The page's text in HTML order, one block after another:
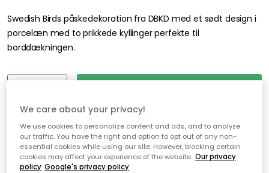
Swedish Birds påskedekoration fra DBKD med et sødt design i
porcelæn med to prikkede kyllinger perfekte til
borddækningen.
På lager
Gratis forsendelse over 499,-*
We care about your privacy!
We use cookies to personalize content and ads, and to analyze
our traffic. You have the right and option to opt out of any non-
essential cookies while using our site. However, blocking certain
cookies may affect your experience of the website. Our privacy
policy Google's privacy policy